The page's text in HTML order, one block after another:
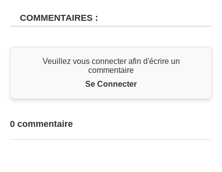
COMMENTAIRES :
Veuillez vous connecter afin d'écrire un
commentaire
Se Connecter
0 commentaire